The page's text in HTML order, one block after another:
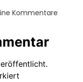
Kommentare